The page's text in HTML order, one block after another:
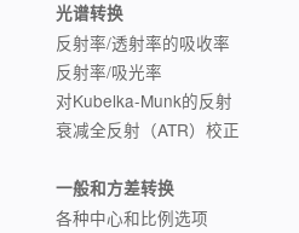
光谱转换
反射率/透射率的吸收率
反射率/吸光率
对Kubelka-Munk的反射
衰减全反射（ATR）校正
一般和方差转换
各种中心和比例选项